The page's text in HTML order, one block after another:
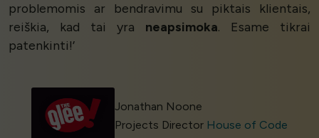
problemomis ar bendravimu su piktais klientais,
reiškia, kad tai yra neapsimoka. Esame tikrai
patenkinti!’
Jonathan Noone
Projects Director House of Code